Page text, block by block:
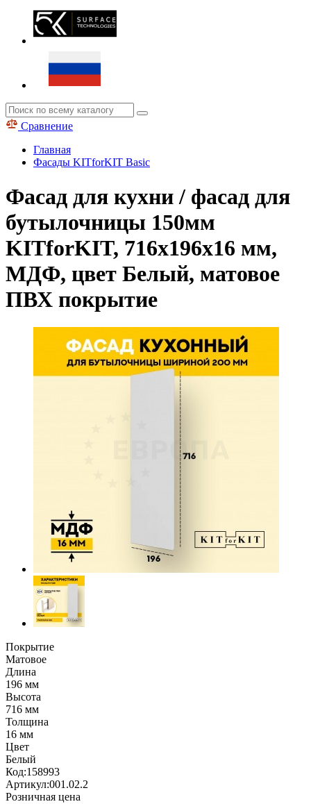
Сравнение
Главная
Фасады KITforKIT Basic
Фасад для кухни / фасад для
бутылочницы 150мм
KITforKIT, 716х196х16 мм,
МДФ, цвет Белый, матовое
ПВХ покрытие
Покрытие
Матовое
Длина
196 мм
Высота
716 мм
Толщина
16 мм
Цвет
Белый
Код:158993
Артикул:001.02.2
Розничная цена